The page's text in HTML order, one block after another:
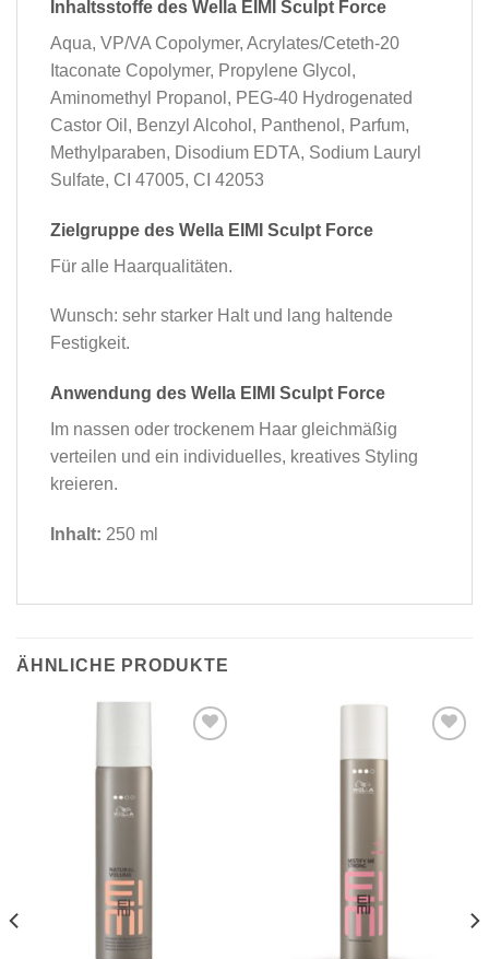
Inhaltsstoffe des Wella EIMI Sculpt Force
Aqua, VP/VA Copolymer, Acrylates/Ceteth-20
Itaconate Copolymer, Propylene Glycol,
Aminomethyl Propanol, PEG-40 Hydrogenated
Castor Oil, Benzyl Alcohol, Panthenol, Parfum,
Methylparaben, Disodium EDTA, Sodium Lauryl
Sulfate, CI 47005, CI 42053
Zielgruppe des Wella EIMI Sculpt Force
Für alle Haarqualitäten.
Wunsch: sehr starker Halt und lang haltende
Festigkeit.
Anwendung des Wella EIMI Sculpt Force
Im nassen oder trockenem Haar gleichmäßig
verteilen und ein individuelles, kreatives Styling
kreieren.
Inhalt: 250 ml
ÄHNLICHE PRODUKTE